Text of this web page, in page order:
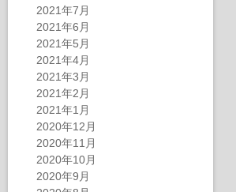
2021年7月
2021年6月
2021年5月
2021年4月
2021年3月
2021年2月
2021年1月
2020年12月
2020年11月
2020年10月
2020年9月